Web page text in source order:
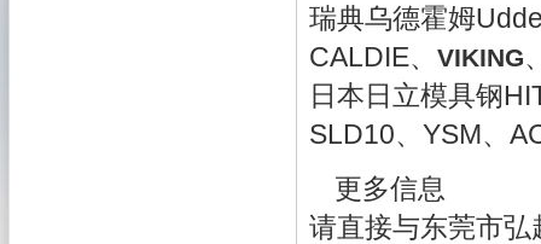
瑞典乌德霍姆
CALDIE、 VIKING
日本日立模具钢
SLD10、YSM、
更多信息
请直接与东莞市弘